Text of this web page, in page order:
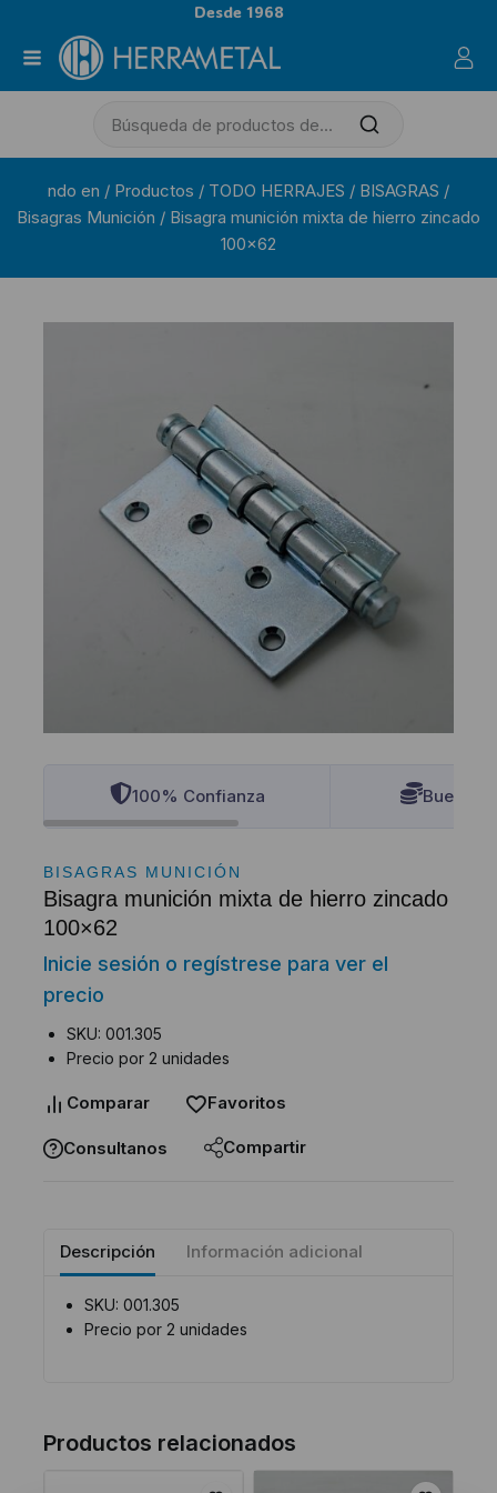
Desde 1968
ndo en / Productos / TODO HERRAJES / BISAGRAS /
Bisagras Munición / Bisagra munición mixta de hierro zincado
100×62
100% Confianza Buenos
BISAGRAS MUNICIÓN
Bisagra munición mixta de hierro zincado
100×62
Inicie sesión o regístrese para ver el
precio
SKU: 001.305
Precio por 2 unidades
Comparar Favoritos
Consultanos Compartir
Descripción Información adicional
SKU: 001.305
Precio por 2 unidades
Productos relacionados